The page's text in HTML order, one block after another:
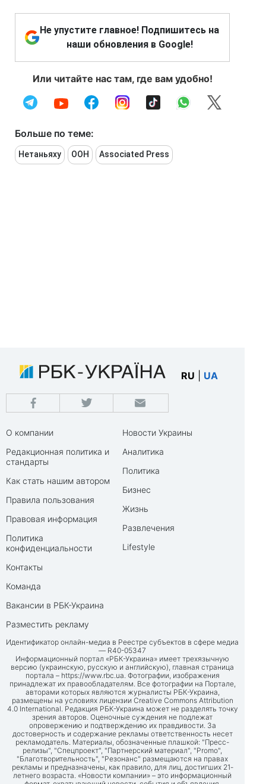
Не упустите главное! Подпишитесь на
наши обновления в Google!
Или читайте нас там, где вам удобно!
Больше по теме:
Нетаньяху ООН Associated Press
RU UA
О компании
Редакционная политика и
стандарты
Как стать нашим автором
Правила пользования
Правовая информация
Политика
конфиденциальности
Контакты
Команда
Вакансии в РБК-Украина
Разместить рекламу
Новости Украины
Аналитика
Политика
Бизнес
Жизнь
Развлечения
Lifestyle
Идентификатор онлайн-медиа в Реестре субъектов в сфере медиа
— R40-05347
Информационный портал «РБК-Украина» имеет трехязычную
версию (украинскую, русскую и английскую), главная страница
портала – https://www.rbc.ua. Фотографии, изображения
принадлежат их правообладателям. Все фотографии на Портале,
авторами которых являются журналисты РБК-Украина,
размещены на условиях лицензии Creative Commons Attribution
4.0 International. Редакция РБК-Украина может не разделять точку
зрения авторов. Оценочные суждения не подлежат
опровержению и подтверждению их правдивости. За
достоверность и содержание рекламы ответственность несет
рекламодатель. Материалы, обозначенные плашкой: "Пресс-
релизы", "Спецпроект", "Партнерский материал", "Promo",
"Благотворительность", "Резонанс" размещаются на правах
рекламы и предназначены, как правило, для лиц, достигших 21-
летнего возраста. «Новости компании» – это информационный